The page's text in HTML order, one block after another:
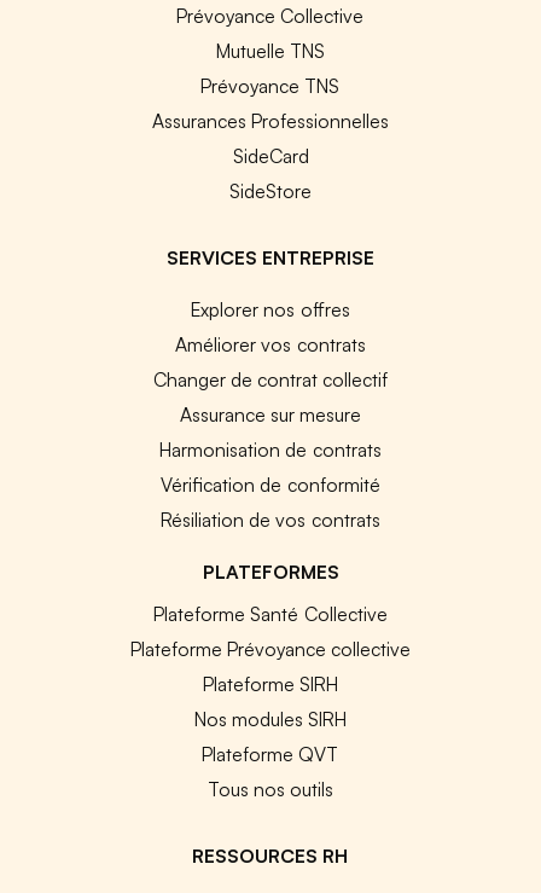
Prévoyance Collective
Mutuelle TNS
Prévoyance TNS
Assurances Professionnelles
SideCard
SideStore
SERVICES ENTREPRISE
Explorer nos offres
Améliorer vos contrats
Changer de contrat collectif
Assurance sur mesure
Harmonisation de contrats
Vérification de conformité
Résiliation de vos contrats
PLATEFORMES
Plateforme Santé Collective
Plateforme Prévoyance collective
Plateforme SIRH
Nos modules SIRH
Plateforme QVT
Tous nos outils
RESSOURCES RH